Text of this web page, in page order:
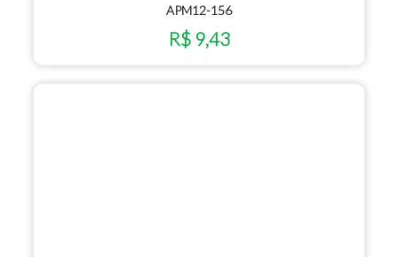
APM12-156
R$ 9,43